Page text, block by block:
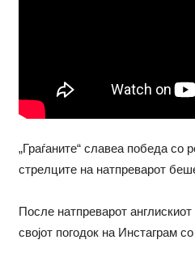
„Граѓаните“ славеа победа со
стрелците на натпреварот
После натпреварот англискиот
својот погодок на Инстаграм